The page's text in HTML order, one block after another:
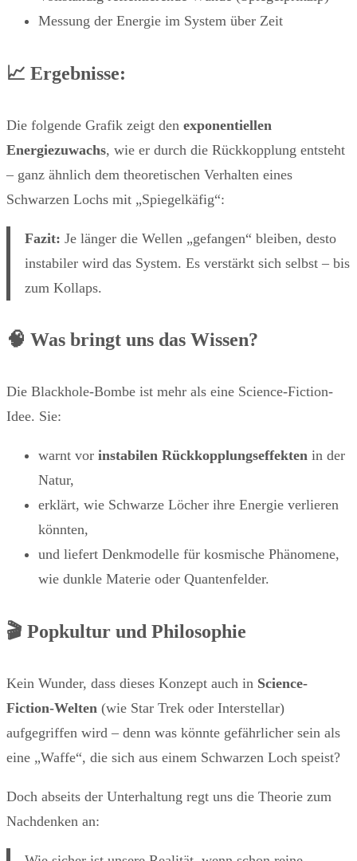
Messung der Energie im System über Zeit
📈 Ergebnisse:
Die folgende Grafik zeigt den exponentiellen
Energiezuwachs, wie er durch die Rückkopplung entsteht
– ganz ähnlich dem theoretischen Verhalten eines
Schwarzen Lochs mit „Spiegelkäfig“:
Fazit: Je länger die Wellen „gefangen“ bleiben, desto
instabiler wird das System. Es verstärkt sich selbst – bis
zum Kollaps.
🧠 Was bringt uns das Wissen?
Die Blackhole-Bombe ist mehr als eine Science-Fiction-
Idee. Sie:
warnt vor instabilen Rückkopplungseffekten in der
Natur,
erklärt, wie Schwarze Löcher ihre Energie verlieren
könnten,
und liefert Denkmodelle für kosmische Phänomene,
wie dunkle Materie oder Quantenfelder.
🎬 Popkultur und Philosophie
Kein Wunder, dass dieses Konzept auch in Science-
Fiction-Welten (wie Star Trek oder Interstellar)
aufgegriffen wird – denn was könnte gefährlicher sein als
eine „Waffe“, die sich aus einem Schwarzen Loch speist?
Doch abseits der Unterhaltung regt uns die Theorie zum
Nachdenken an: